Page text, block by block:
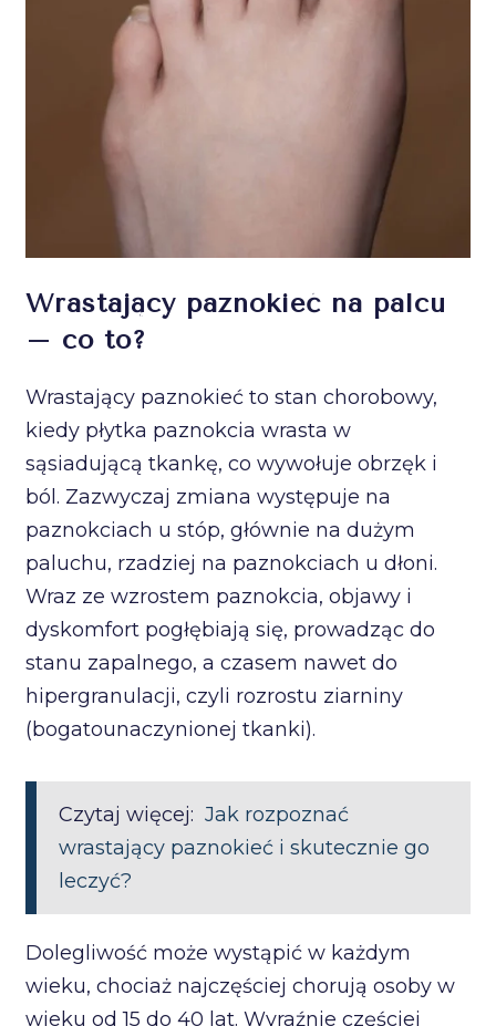
Wrastający paznokieć na palcu
– co to?
Wrastający paznokieć to stan chorobowy,
kiedy płytka paznokcia wrasta w
sąsiadującą tkankę, co wywołuje obrzęk i
ból. Zazwyczaj zmiana występuje na
paznokciach u stóp, głównie na dużym
paluchu, rzadziej na paznokciach u dłoni.
Wraz ze wzrostem paznokcia, objawy i
dyskomfort pogłębiają się, prowadząc do
stanu zapalnego, a czasem nawet do
hipergranulacji, czyli rozrostu ziarniny
(bogatounaczynionej tkanki).
Czytaj więcej: Jak rozpoznać
wrastający paznokieć i skutecznie go
leczyć?
Dolegliwość może wystąpić w każdym
wieku, chociaż najczęściej chorują osoby w
wieku od 15 do 40 lat. Wyraźnie częściej